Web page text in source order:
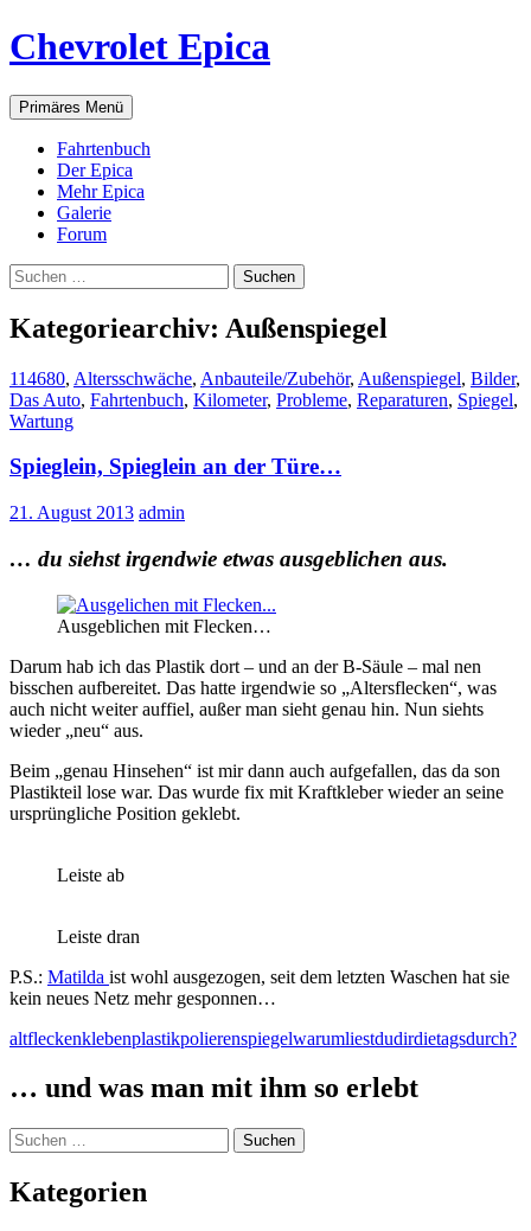
Zum
Inhalt
Chevrolet Epica
Suchen
Primäres Menü
Fahrtenbuch
Der Epica
Mehr Epica
Galerie
Forum
Suchen
nach:
Kategoriearchiv: Außenspiegel
114680, Altersschwäche, Anbauteile/Zubehör, Außenspiegel, Bilder,
Das Auto, Fahrtenbuch, Kilometer, Probleme, Reparaturen, Spiegel,
Wartung
Spieglein, Spieglein an der Türe…
21. August 2013 admin
… du siehst irgendwie etwas ausgeblichen aus.
Ausgeblichen mit Flecken…
Darum hab ich das Plastik dort – und an der B-Säule – mal nen
bisschen aufbereitet. Das hatte irgendwie so „Altersflecken“, was
auch nicht weiter auffiel, außer man sieht genau hin. Nun siehts
wieder „neu“ aus.
Beim „genau Hinsehen“ ist mir dann auch aufgefallen, das da son
Plastikteil lose war. Das wurde fix mit Kraftkleber wieder an seine
ursprüngliche Position geklebt.
Leiste ab
Leiste dran
P.S.: Matilda ist wohl ausgezogen, seit dem letzten Waschen hat sie
kein neues Netz mehr gesponnen…
altfleckenklebenplastikpolierenspiegelwarumliestdudirdietagsdurch?
… und was man mit ihm so erlebt
Suchen
nach:
Kategorien